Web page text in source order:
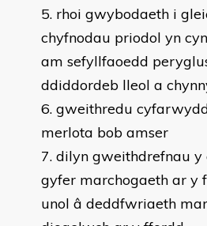
rhoi gwybodaeth i
chyfnodau priodol yn
am sefyllfaoedd
ddiddordeb lleol a
gweithredu
merlota bob amser
dilyn gweithdrefnau
gyfer marchogaeth ar y
unol â deddfwriaeth